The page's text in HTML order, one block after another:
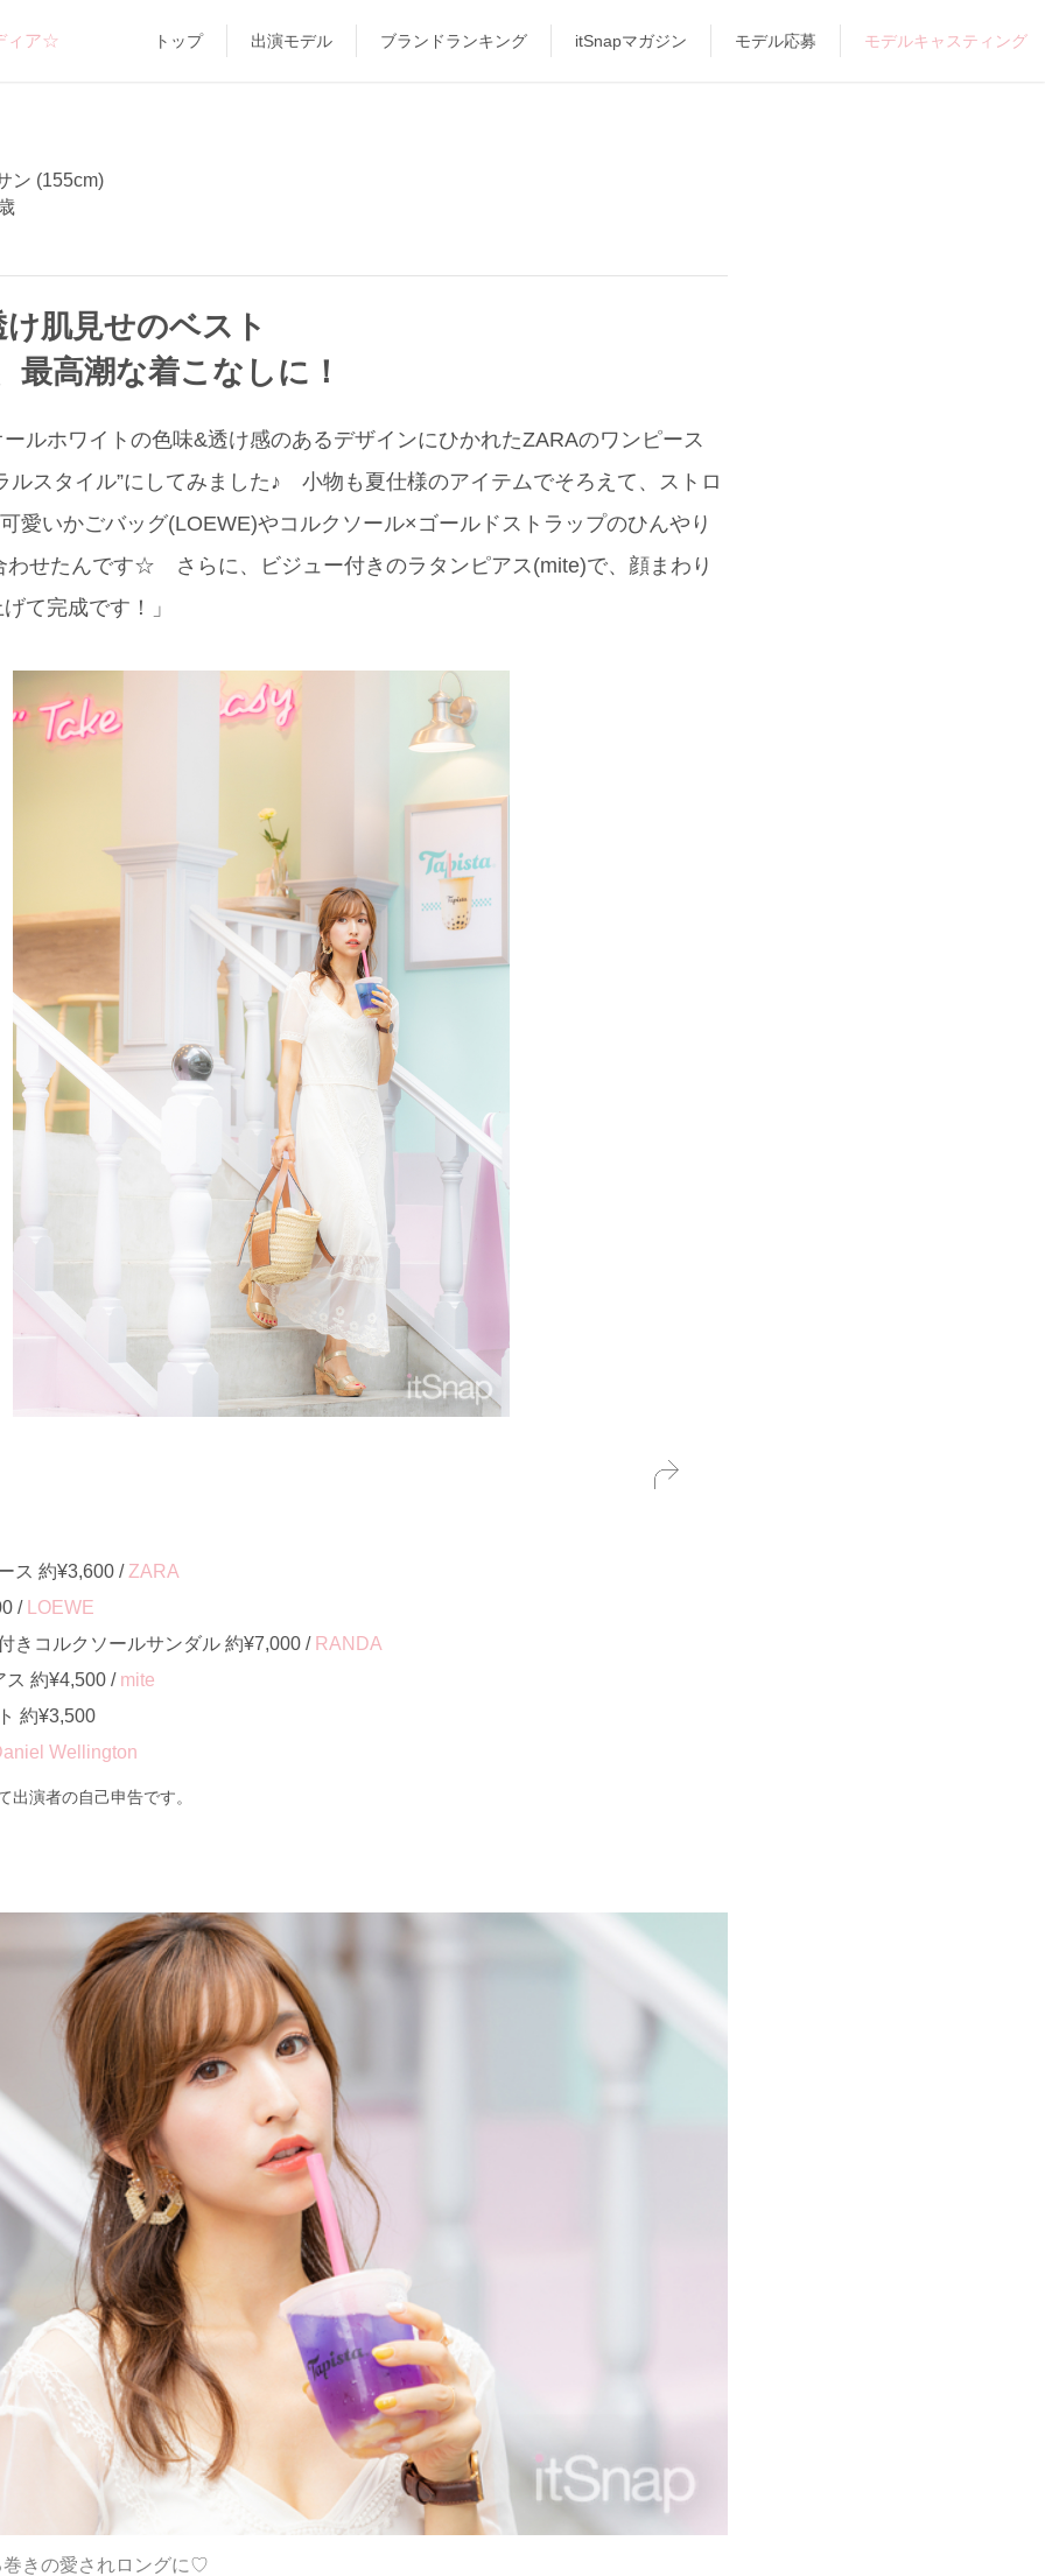
ィア☆ トップ 出演モデル ブランドランキング itSnapマガジン モデル応募 モデルキャスティング
ン (155cm)
肌見せのベスト
最高潮な着こなしに！
ルホワイトの色味&透け感のあるデザインにひかれたZARAのワンピース
ルスタイル”にしてみました♪ 小物も夏仕様のアイテムでそろえて、ストロ
愛いかごバッグ(LOEWE)やコルクソール×ゴールドストラップのひんやり
わせたんです☆ さらに、ビジュー付きのラタンピアス(mite)で、顔まわり
て完成です！」
ス 約¥3,600 / ZARA
/
LOEWE
きコルクソールサンダル 約¥7,000 / RANDA
ス 約¥4,500 / mite
約¥3,500
Wellington
演者の自己申告です。
きの愛されロングに♡